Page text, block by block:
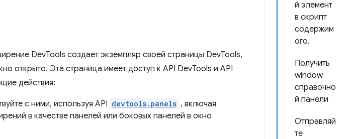
й элемент
в скрипт
содержим
ого.
Получить
window
справочно
й панели
Отправляй
те
DevTools создает экземпляр своей страницы DevTools,
открыто. Эта страница имеет доступ к API DevTools и API
действия:
с ними, используя API devtools.panels , включая
в качестве панелей или боковых панелей в окно